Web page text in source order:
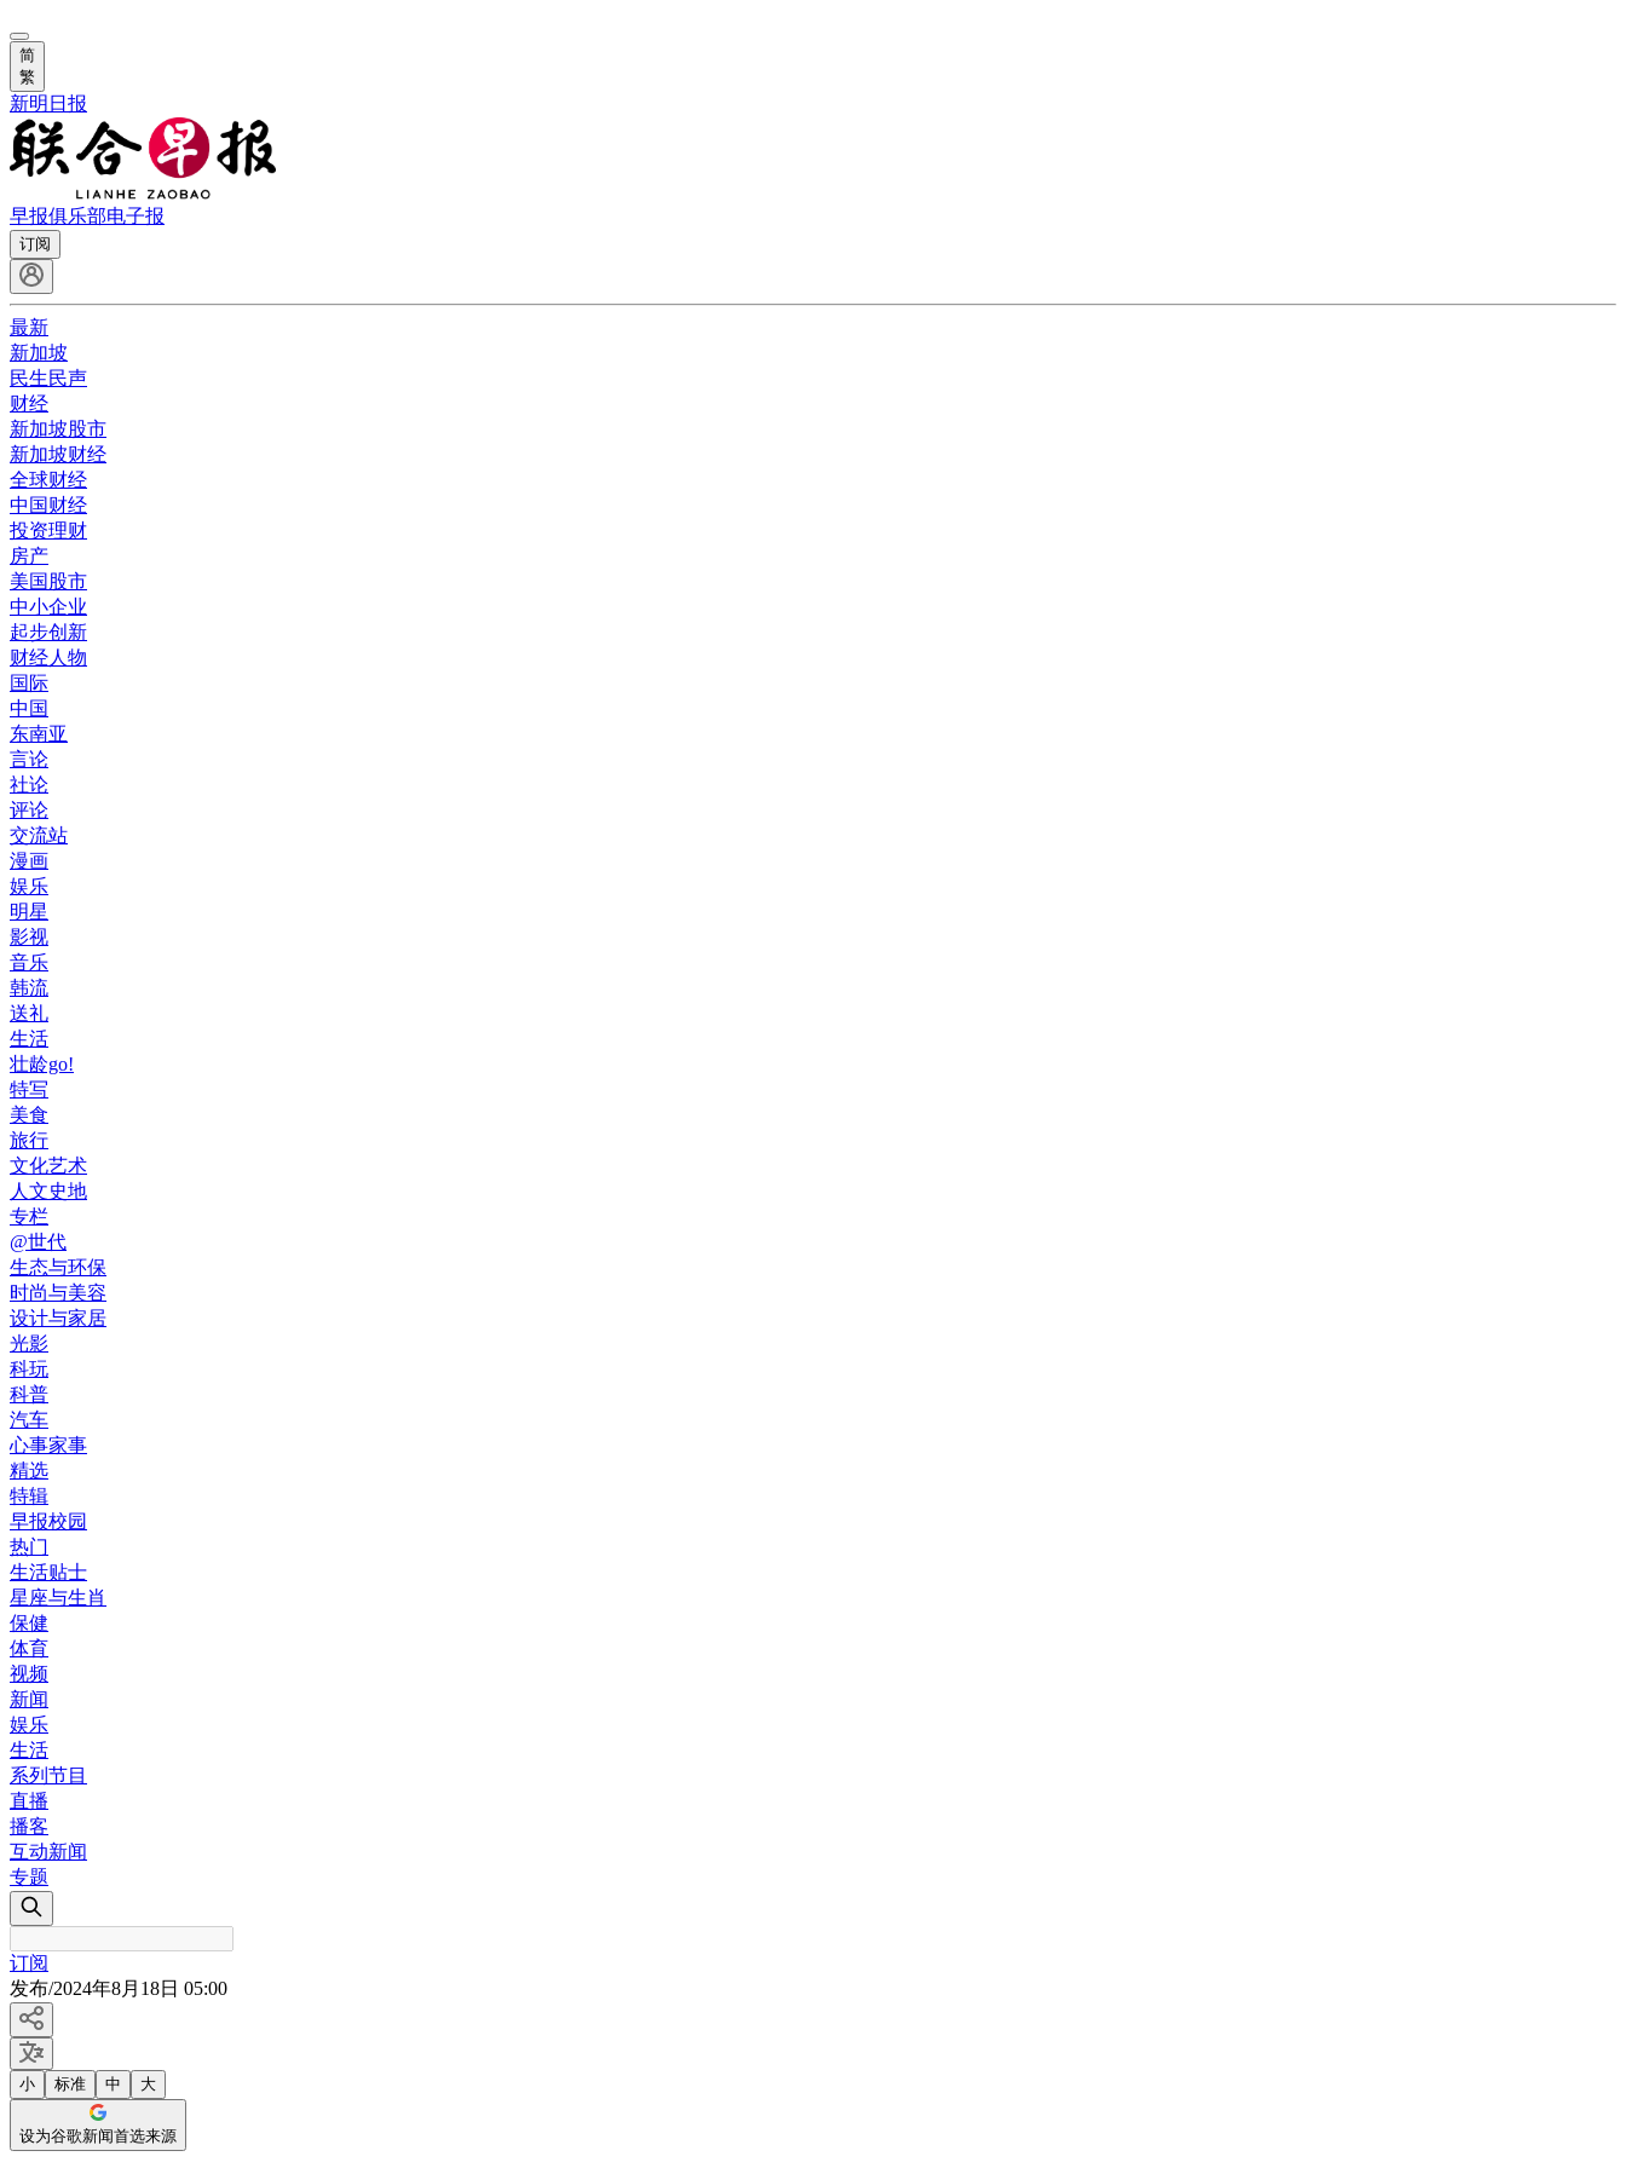
简
繁
新明日报
早报俱乐部电子报
订阅
最新
新加坡
民生民声
财经
新加坡股市
新加坡财经
全球财经
中国财经
投资理财
房产
美国股市
中小企业
起步创新
财经人物
国际
中国
东南亚
言论
社论
评论
交流站
漫画
娱乐
明星
影视
音乐
韩流
送礼
生活
壮龄go!
特写
美食
旅行
文化艺术
人文史地
专栏
@世代
生态与环保
时尚与美容
设计与家居
光影
科玩
科普
汽车
心事家事
精选
特辑
早报校园
热门
生活贴士
星座与生肖
保健
体育
视频
新闻
娱乐
生活
系列节目
直播
播客
互动新闻
专题
订阅
发布/2024年8月18日 05:00
小 标准 中 大
设为谷歌新闻首选来源